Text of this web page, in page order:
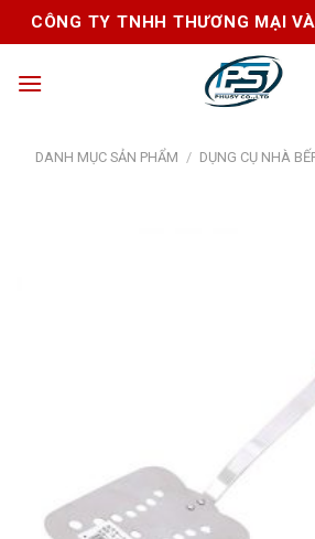
Skip
to
CÔNG TY TNHH THƯƠNG MẠI
DANH MỤC SẢN PHẨM / DỤNG CỤ NHÀ